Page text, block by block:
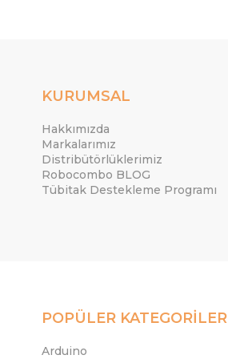
KURUMSAL
Hakkımızda
Markalarımız
Distribütörlüklerimiz
Robocombo BLOG
Tübitak Destekleme Programı
POPÜLER KATEGORİLER
Arduino